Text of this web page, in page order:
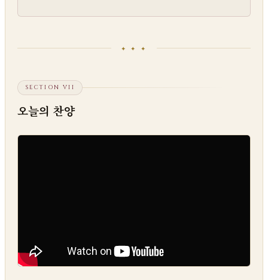
✦ ✦ ✦
SECTION VII
오늘의 찬양